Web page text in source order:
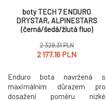
boty TECH 7 ENDURO
DRYSTAR, ALPINESTARS
(černá/šedá/žlutá fluo)
2 329.31 PLN
2 177.16 PLN
Enduro bota navržená s
maximálním důrazem pro
dosažení poměru nízké